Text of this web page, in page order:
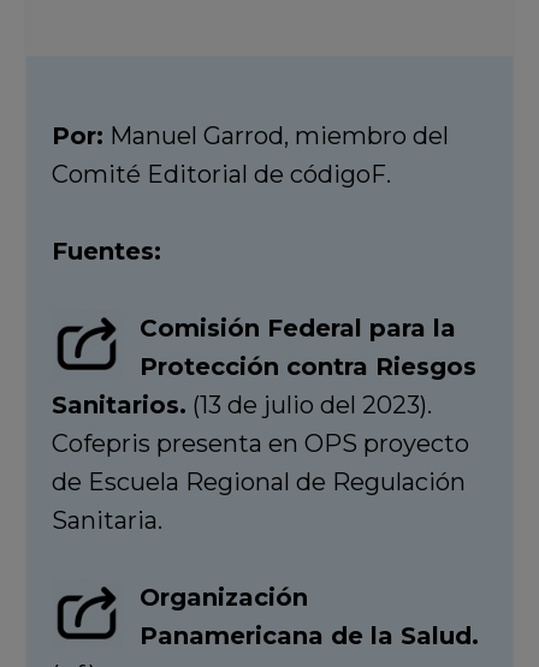
Por: Manuel Garrod, miembro del
Comité Editorial de códigoF.
Fuentes:
Comisión Federal para la
Protección contra Riesgos
Sanitarios. (13 de julio del 2023).
Cofepris presenta en OPS proyecto
de Escuela Regional de Regulación
Sanitaria.
Organización
Panamericana de la Salud.